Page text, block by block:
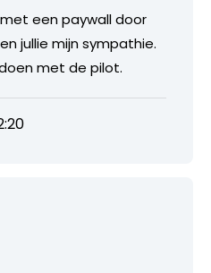
een paywall door
jullie mijn sympathie.
met de pilot.